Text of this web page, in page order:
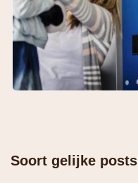
Soort gelijke posts